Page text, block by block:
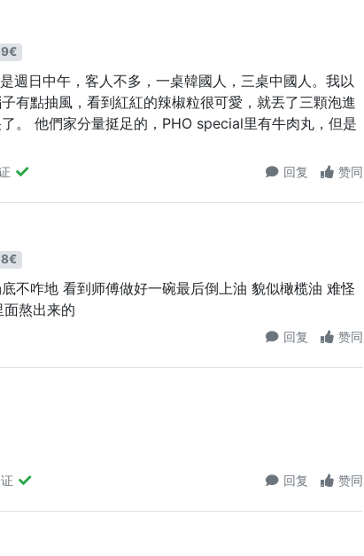
9€
週日中午，客人不多，一桌韓國人，三桌中國人。我以
有點抽風，看到紅紅的辣椒粒很可愛，就丟了三顆泡進
。 他們家分量挺足的，PHO special里有牛肉丸，但是
回复 赞同
8€
不咋地 看到师傅做好一碗最后倒上油 貌似橄榄油 难怪
熬出来的
回复 赞同
回复 赞同